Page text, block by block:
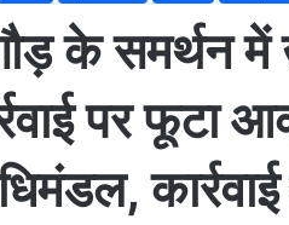
के समर्थन में
पर फूटा